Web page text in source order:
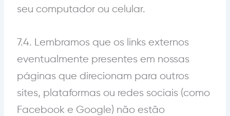
seu computador ou celular.
7.4. Lembramos que os links externos
eventualmente presentes em nossas
páginas que direcionam para outros
sites, plataformas ou redes sociais (como
Facebook e Google) não estão